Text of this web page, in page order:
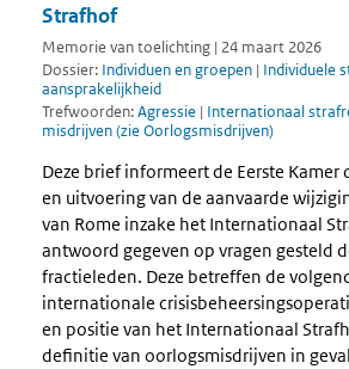
Strafhof
Memorie van toelichting | 24 maart 2026
Dossier: Individuen en groepen | Individuele
aansprakelijkheid
Trefwoorden:Agressie | Internationaal
misdrijven (zie Oorlogsmisdrijven)
Deze brief informeert de Eerste
en uitvoering van de aanvaarde
van Rome inzake het Internationaal
antwoord gegeven op vragen gesteld
fractieleden. Deze betreffen de
internationale
en positie van het Internationaal
definitie van oorlogsmisdrijven in